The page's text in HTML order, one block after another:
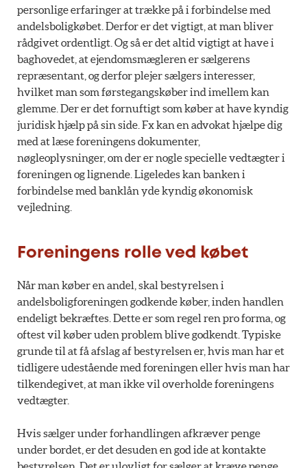
personlige erfaringer at trække på i forbindelse med
andelsboligkøbet. Derfor er det vigtigt, at man bliver
rådgivet ordentligt. Og så er det altid vigtigt at have i
baghovedet, at ejendomsmægleren er sælgerens
repræsentant, og derfor plejer sælgers interesser,
hvilket man som førstegangskøber ind imellem kan
glemme. Der er det fornuftigt som køber at have kyndig
juridisk hjælp på sin side. Fx kan en advokat hjælpe dig
med at læse foreningens dokumenter,
nøgleoplysninger, om der er nogle specielle vedtægter i
foreningen og lignende. Ligeledes kan banken i
forbindelse med banklån yde kyndig økonomisk
vejledning.
Foreningens rolle ved købet
Når man køber en andel, skal bestyrelsen i
andelsboligforeningen godkende køber, inden handlen
endeligt bekræftes. Dette er som regel ren pro forma, og
oftest vil køber uden problem blive godkendt. Typiske
grunde til at få afslag af bestyrelsen er, hvis man har et
tidligere udestående med foreningen eller hvis man har
tilkendegivet, at man ikke vil overholde foreningens
vedtægter.
Hvis sælger under forhandlingen afkræver penge
under bordet, er det desuden en god ide at kontakte